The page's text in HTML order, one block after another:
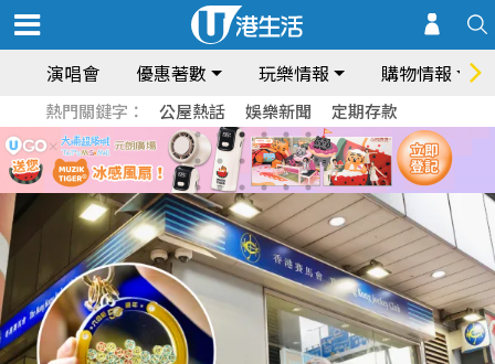
演唱會 優惠著數 玩樂情報 購物情報
熱門關鍵字： 公屋熱話 娛樂新聞 定期存款